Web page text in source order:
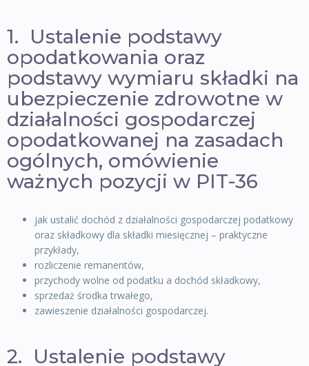
1. Ustalenie podstawy
opodatkowania oraz
podstawy wymiaru składki na
ubezpieczenie zdrowotne w
działalności gospodarczej
opodatkowanej na zasadach
ogólnych, omówienie
ważnych pozycji w PIT-36
jak ustalić dochód z działalności gospodarczej podatkowy
oraz składkowy dla składki miesięcznej – praktyczne
przykłady,
rozliczenie remanentów,
przychody wolne od podatku a dochód składkowy,
sprzedaż środka trwałego,
zawieszenie działalności gospodarczej.
2. Ustalenie podstawy